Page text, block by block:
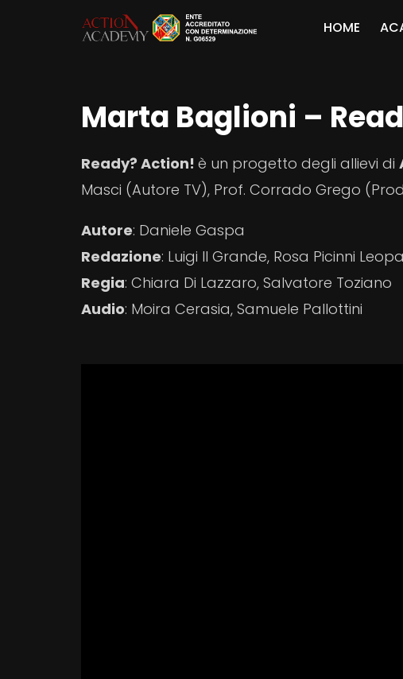
HOME
Marta Baglioni –
Ready? Action! è un progetto degli allievi di
Masci (Autore TV), Prof. Corrado Grego
Autore: Daniele Gaspa
Redazione: Luigi Il Grande, Rosa Picinni
Regia: Chiara Di Lazzaro, Salvatore Toziano
Audio: Moira Cerasia, Samuele Pallottini